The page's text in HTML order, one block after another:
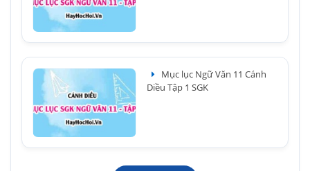
Mục lục Ngữ Văn 11 Cánh
Diều Tập 1 SGK